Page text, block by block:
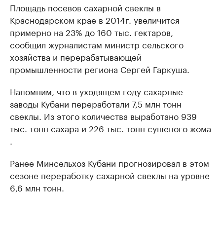
Площадь посевов сахарной свеклы в
Краснодарском крае в 2014г. увеличится
примерно на 23% до 160 тыс. гектаров,
сообщил журналистам министр сельского
хозяйства и перерабатывающей
промышленности региона Сергей Гаркуша.
Напомним, что в уходящем году сахарные
заводы Кубани переработали 7,5 млн тонн
свеклы. Из этого количества выработано 939
тыс. тонн сахара и 226 тыс. тонн сушеного жома
Ранее Минсельхоз Кубани прогнозировал в этом
сезоне переработку сахарной свеклы на уровне
6,6 млн тонн.